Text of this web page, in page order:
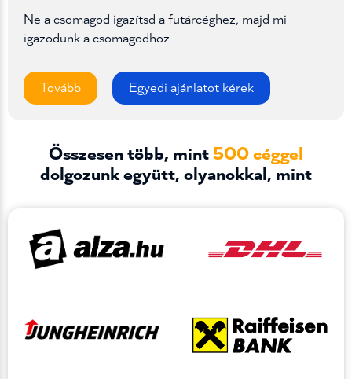
Ne a csomagod igazítsd a futárcéghez, majd mi
igazodunk a csomagodhoz
Tovább Egyedi ajánlatot kérek
Összesen több, mint500 céggel
dolgozunk együtt, olyanokkal, mint